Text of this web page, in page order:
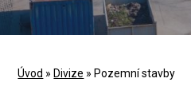
Úvod » Divize » Pozemní stavby